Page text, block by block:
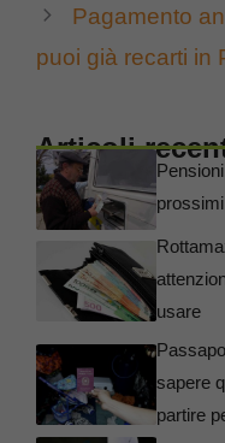
Pagamento
puoi già recarti in
Articoli
usare
sapere
partire